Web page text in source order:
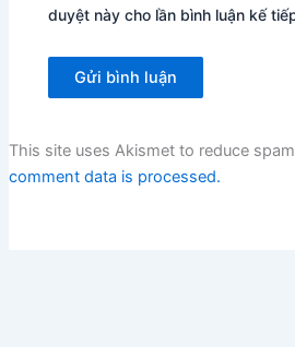
duyệt này cho lần bình luận kế
This site uses Akismet to reduce
comment data is processed.